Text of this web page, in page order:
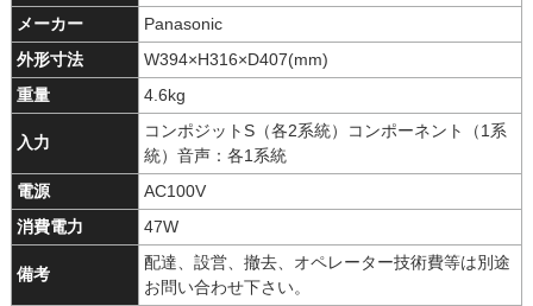
メーカー
Panasonic
外形寸法
W394×H316×D407(mm)
重量
4.6kg
入力
コンポジットS（各2系統）コンポーネント（1系
統）音声：各1系統
電源
AC100V
消費電力
47W
備考
配達、設営、撤去、オペレーター技術費等は別途
お問い合わせ下さい。